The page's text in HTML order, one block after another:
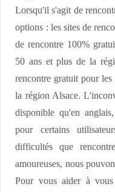
Lorsqu'il s'agit de
options : les sites de
de rencontre 100%
50 ans et plus de la
rencontre gratuit pour
la région Alsace.
disponible qu'en
pour certains
difficultés que
amoureuses, nous
Pour vous aider à